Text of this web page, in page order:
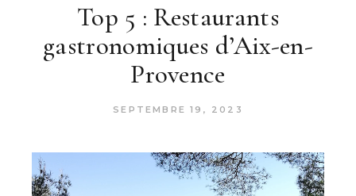
Top 5 : Restaurants
gastronomiques d’Aix-en-
Provence
SEPTEMBRE 19, 2023